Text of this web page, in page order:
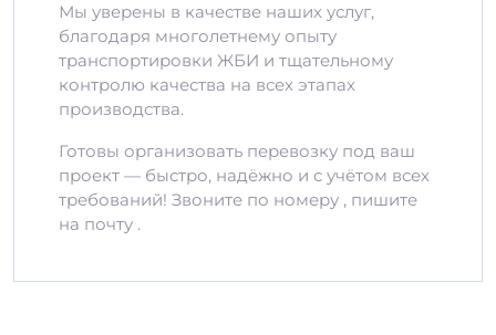
Мы уверены в качестве наших услуг,
благодаря многолетнему опыту
транспортировки ЖБИ и тщательному
контролю качества на всех этапах
производства.
Готовы организовать перевозку под ваш
проект — быстро, надёжно и с учётом всех
требований! Звоните по номеру , пишите
на почту .